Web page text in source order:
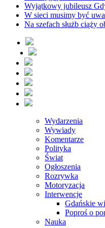
Wyjątkowy jubileusz
W sieci musimy być
Na szefach służb ciąży
Wydarzenia
Wywiady
Komentarze
Polityka
Świat
Ogłoszenia
Rozrywka
Motoryzacja
Interwencje
Gdańskie
Poproś o
Nauka